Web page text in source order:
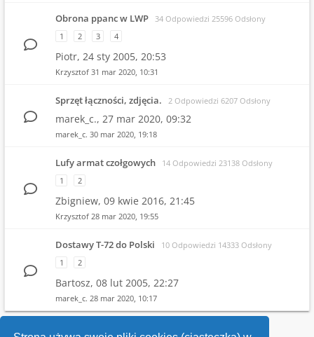
Obrona ppanc w LWP 34 Odpowiedzi 25596 Odsłony
1
2 3 4
Piotr, 24 sty 2005, 20:53
Krzysztof 31 mar 2020, 10:31
Sprzęt łączności, zdjęcia. 2 Odpowiedzi 6207 Odsłony
marek_c., 27 mar 2020, 09:32
marek_c. 30 mar 2020, 19:18
Lufy armat czołgowych
14 Odpowiedzi 23138 Odsłony
1
2
Zbigniew, 09 kwie 2016, 21:45
Krzysztof 28 mar 2020, 19:55
Dostawy T-72 do Polski
10 Odpowiedzi 14333 Odsłony
1
2
Bartosz, 08 lut 2005, 22:27
marek_c. 28 mar 2020, 10:17